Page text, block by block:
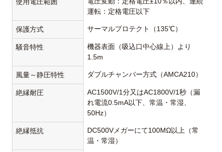
運転：定格電圧以下
保護方式 サーマルプロテクト（135℃）
騒音特性
機器表面（吸込口中心線上）より
1.5m
風量～静圧特性 ダブルチャンバー方式（AMCA210）
絶縁耐圧
AC1500V/1分又はAC1800V/1秒（漏
れ電流0.5mA以下、常温・常湿、
50Hz）
絶縁抵抗
DC500Vメガーにて100MΩ以上（常
温・常湿）